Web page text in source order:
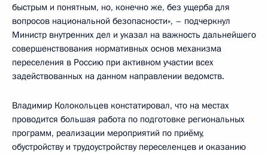
быстрым и понятным, но, конечно же, без ущерба для
вопросов национальной безопасности», – подчеркнул
Министр внутренних дел и указал на важность дальнейшего
совершенствования нормативных основ механизма
переселения в Россию при активном участии всех
задействованных на данном направлении ведомств.
Владимир Колокольцев констатировал, что на местах
проводится большая работа по подготовке региональных
программ, реализации мероприятий по приёму,
обустройству и трудоустройству переселенцев и оказанию